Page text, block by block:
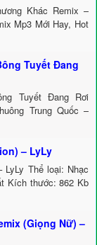
Khác Remix –
Mp3 Mới Hay, Hot
Tuyết Đang
Tuyết Đang Rơi
Trung Quốc –
– LyLy
LyLy Thể loại: Nhạc
Kích thước: 862 Kb
(Giọng Nữ) –